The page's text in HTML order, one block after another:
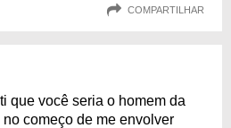
COMPARTILHAR
que você seria o homem da
começo de me envolver